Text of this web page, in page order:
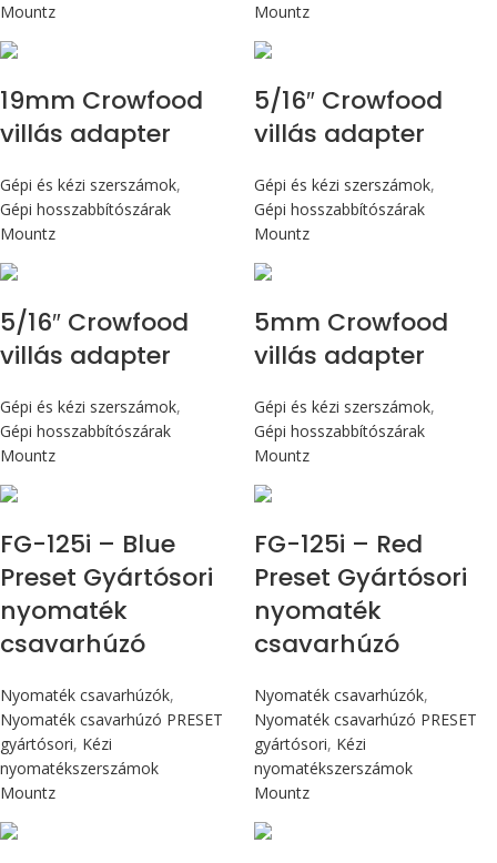
Mountz
Mountz
19mm Crowfood
villás adapter
Gépi és kézi szerszámok,
Gépi hosszabbítószárak
Mountz
5/16″ Crowfood
villás adapter
Gépi és kézi szerszámok,
Gépi hosszabbítószárak
Mountz
5/16″ Crowfood
villás adapter
Gépi és kézi szerszámok,
Gépi hosszabbítószárak
Mountz
5mm Crowfood
villás adapter
Gépi és kézi szerszámok,
Gépi hosszabbítószárak
Mountz
FG-125i – Blue
Preset Gyártósori
nyomaték
csavarhúzó
Nyomaték csavarhúzók,
Nyomaték csavarhúzó PRESET
gyártósori, Kézi
nyomatékszerszámok
Mountz
FG-125i – Red
Preset Gyártósori
nyomaték
csavarhúzó
Nyomaték csavarhúzók,
Nyomaték csavarhúzó PRESET
gyártósori, Kézi
nyomatékszerszámok
Mountz